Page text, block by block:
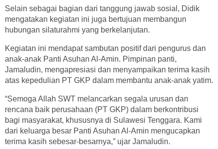
Selain sebagai bagian dari tanggung jawab sosial, Didik
mengatakan kegiatan ini juga bertujuan membangun
hubungan silaturahmi yang berkelanjutan.
Kegiatan ini mendapat sambutan positif dari pengurus dan
anak-anak Panti Asuhan Al-Amin. Pimpinan panti,
Jamaludin, mengapresiasi dan menyampaikan terima kasih
atas kepedulian PT GKP dalam membantu anak-anak yatim.
“Semoga Allah SWT melancarkan segala urusan dan
rencana baik perusahaan (PT GKP) dalam berkontribusi
bagi masyarakat, khususnya di Sulawesi Tenggara. Kami
dari keluarga besar Panti Asuhan Al-Amin mengucapkan
terima kasih sebesar-besarnya,” ujar Jamaludin.